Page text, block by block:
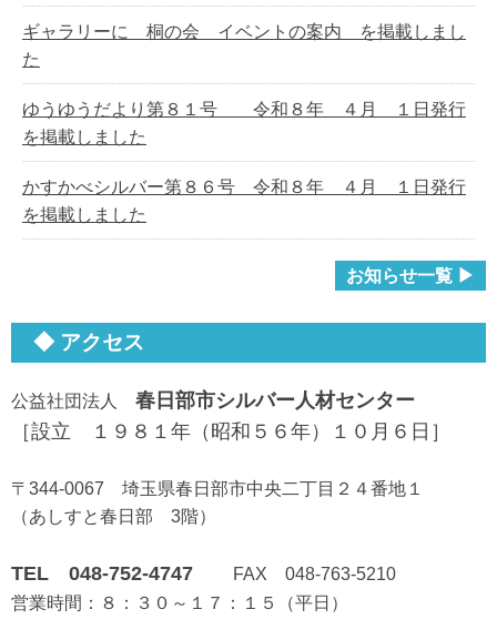
ギャラリーに 桐の会 イベントの案内 を掲載しまし
た
ゆうゆうだより第８１号 令和８年 ４月 １日発行
を掲載しました
かすかべシルバー第８６号 令和８年 ４月 １日発行
を掲載しました
お知らせ一覧 ▶
◆ アクセス
公益社団法人 春日部市シルバー人材センター
［設立 １９８１年（昭和５６年）１０月６日］
〒344-0067 埼玉県春日部市中央二丁目２４番地１
（あしすと春日部 3階）
TEL 048-752-4747
FAX 048-763-5210
営業時間：８：３０～１７：１５（平日）